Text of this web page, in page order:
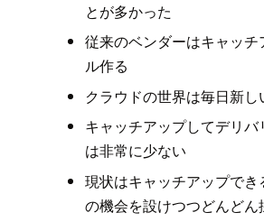
とが多かった
従来のベンダーはキャッ
ル作る
クラウドの世界は毎日新
キャッチアップしてデリ
は非常に少ない
現状はキャッチアップで
の機会を設けつつどんどん